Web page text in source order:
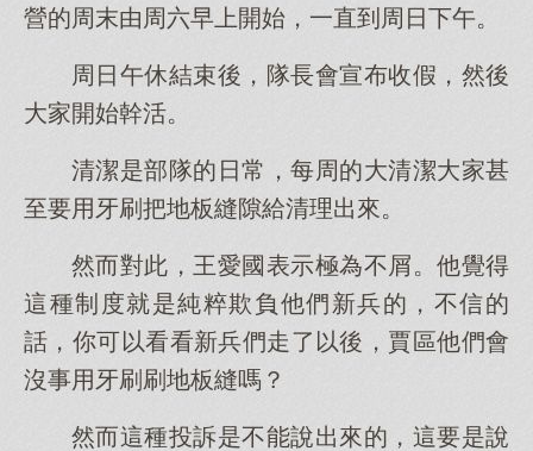
營的周末由周六早上開始，一直到周日下午。
周日午休結束後，隊長會宣布收假，然後
大家開始幹活。
清潔是部隊的日常，每周的大清潔大家甚
至要用牙刷把地板縫隙給清理出來。
然而對此，王愛國表示極為不屑。他覺得
這種制度就是純粹欺負他們新兵的，不信的
話，你可以看看新兵們走了以後，賈區他們會
沒事用牙刷刷地板縫嗎？
然而這種投訴是不能說出來的，這要是說